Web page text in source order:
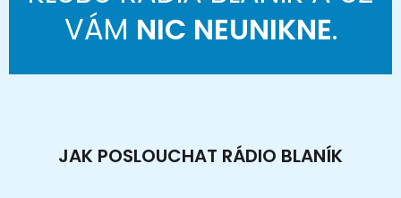
VÁM NIC NEUNIKNE.
JAK POSLOUCHAT RÁDIO BLANÍK